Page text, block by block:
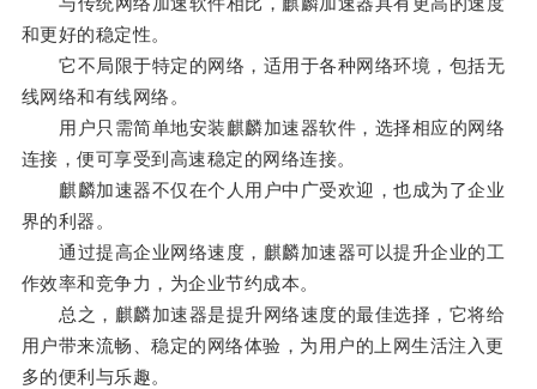
和更好的稳定性。
它不局限于特定的网络，适用于各种网络环境，包括无
线网络和有线网络。
用户只需简单地安装麒麟加速器软件，选择相应的网络
连接，便可享受到高速稳定的网络连接。
麒麟加速器不仅在个人用户中广受欢迎，也成为了企业
界的利器。
通过提高企业网络速度，麒麟加速器可以提升企业的工
作效率和竞争力，为企业节约成本。
总之，麒麟加速器是提升网络速度的最佳选择，它将给
用户带来流畅、稳定的网络体验，为用户的上网生活注入更
多的便利与乐趣。